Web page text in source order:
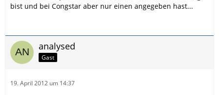
bist und bei Congstar aber nur einen angegeben hast...
analysed
Gast
19. April 2012 um 14:37